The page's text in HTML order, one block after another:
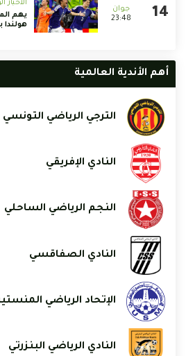
23:48
الأخبار
يهم
هولندا
أهم الأندية العالمية
الترجي الرياضي التونسي
النادي الإفريقي
النجم الرياضي الساحلي
النادي الصفاقسي
الإتحاد الرياضي
النادي الرياضي البنزرتي